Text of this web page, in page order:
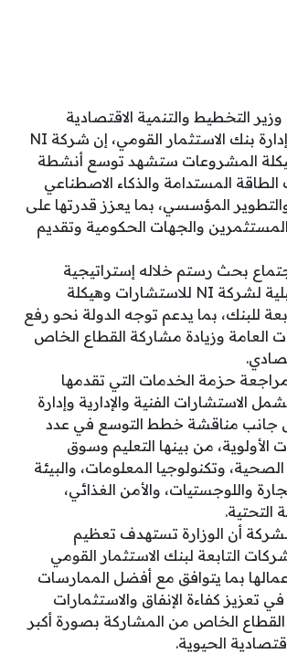
التخطيط والتنمية الاقتصادية
ورئيس مجلس إدارة بنك الاستثمار القومي، إن شركة NI
المشروعات ستشهد توسع أنشطة
المستدامة والذكاء الاصطناعي
المؤسسي، بما يعزز قدرتها على
المستثمرين والجهات الحكومية وتقديم
بحث رستم خلاله إستراتيجية
التوسع المستقبلية لشركة NI للاستشارات وهيكلة
للبنك، بما يدعم توجه الدولة نحو رفع
العامة وزيادة مشاركة القطاع الخاص
حزمة الخدمات التي تقدمها
الاستشارات الفنية والإدارية وإدارة
جانب مناقشة خطط التوسع في عدد
الأولوية، من بينها التعليم وسوق
الصحية، وتكنولوجيا المعلومات، والبيئة
واللوجستيات، والأمن الغذائي،
التحتية.
أن الوزارة تستهدف تعظيم
التابعة لبنك الاستثمار القومي
بما يتوافق مع أفضل الممارسات
تعزيز كفاءة الإنفاق والاستثمارات
القطاع الخاص من المشاركة بصورة أكبر
الحيوية.